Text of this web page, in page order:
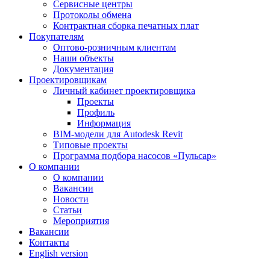
Сервисные центры
Протоколы обмена
Контрактная сборка печатных плат
Покупателям
Оптово-розничным клиентам
Наши объекты
Документация
Проектировщикам
Личный кабинет проектировщика
Проекты
Профиль
Информация
BIM-модели для Autodesk Revit
Типовые проекты
Программа подбора насосов «Пульсар»
О компании
О компании
Вакансии
Новости
Статьи
Мероприятия
Вакансии
Контакты
English version